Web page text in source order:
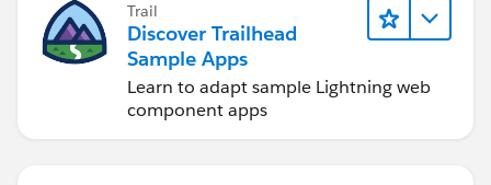
Trail
Discover Trailhead
Sample Apps
Learn to adapt sample Lightning web
component apps